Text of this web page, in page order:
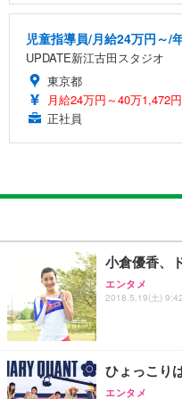
児童指導員/月給24万円～/
UPDATE新江古田スタジオ
東京都
月給24万円～40万1,472円
正社員
小倉優香、
エンタメ
2018.5.19(土) 9:42
ひょっこり
エンタメ